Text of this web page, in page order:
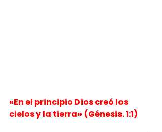
«En el principio Dios creó los
cielos y la tierra» (Génesis. 1:1)